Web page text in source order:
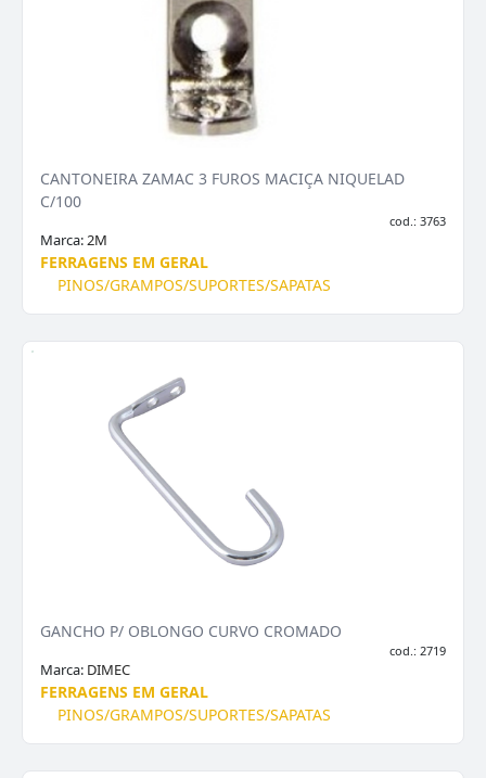
CANTONEIRA ZAMAC 3 FUROS MACIÇA NIQUELAD
C/100
cod.: 3763
Marca:2M
FERRAGENS EM GERAL
PINOS/GRAMPOS/SUPORTES/SAPATAS
GANCHO P/ OBLONGO CURVO CROMADO
cod.: 2719
Marca: DIMEC
FERRAGENS EM GERAL
PINOS/GRAMPOS/SUPORTES/SAPATAS